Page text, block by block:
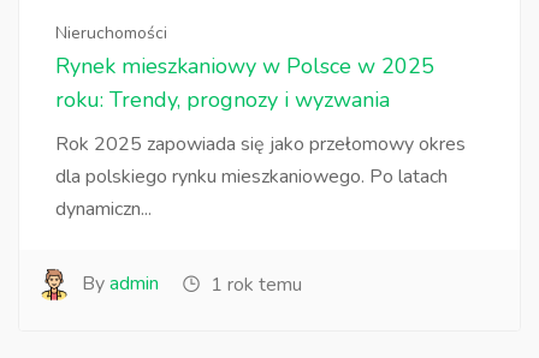
Nieruchomości
Rynek mieszkaniowy w Polsce w 2025
roku: Trendy, prognozy i wyzwania
Rok 2025 zapowiada się jako przełomowy okres
dla polskiego rynku mieszkaniowego. Po latach
dynamiczn...
Byadmin 1 rok temu